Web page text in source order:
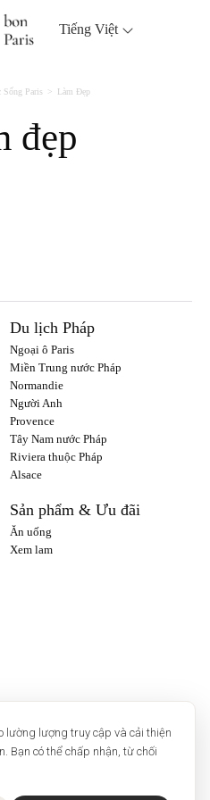
Bạn có thể chấp nhận, từ chối
Tiếng Việt
Sống Paris Làm Đẹp
đẹp
Du lịch Pháp
Ngoại ô Paris
Miền Trung nước Pháp
Normandie
Người Anh
Provence
Tây Nam nước Pháp
Riviera thuộc Pháp
Alsace
Sản phẩm & Ưu đãi
Ăn uống
Xem lam